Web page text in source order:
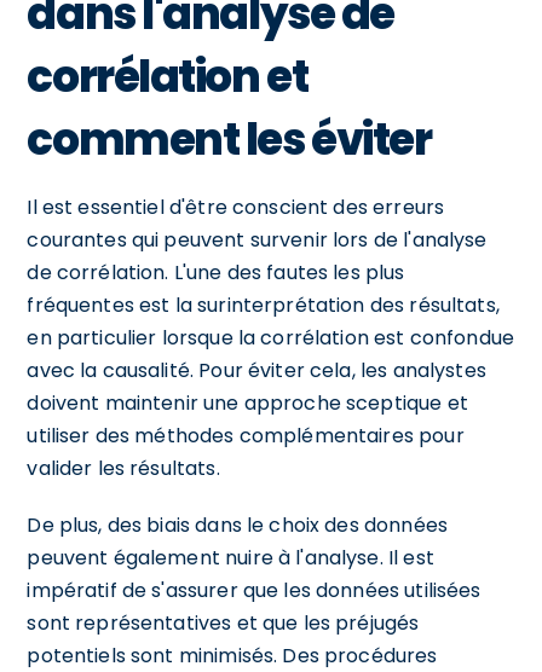
dans l'analyse de
corrélation et
comment les éviter
Il est essentiel d'être conscient des erreurs
courantes qui peuvent survenir lors de l'analyse
de corrélation. L'une des fautes les plus
fréquentes est la surinterprétation des résultats,
en particulier lorsque la corrélation est confondue
avec la causalité. Pour éviter cela, les analystes
doivent maintenir une approche sceptique et
utiliser des méthodes complémentaires pour
valider les résultats.
De plus, des biais dans le choix des données
peuvent également nuire à l'analyse. Il est
impératif de s'assurer que les données utilisées
sont représentatives et que les préjugés
potentiels sont minimisés. Des procédures